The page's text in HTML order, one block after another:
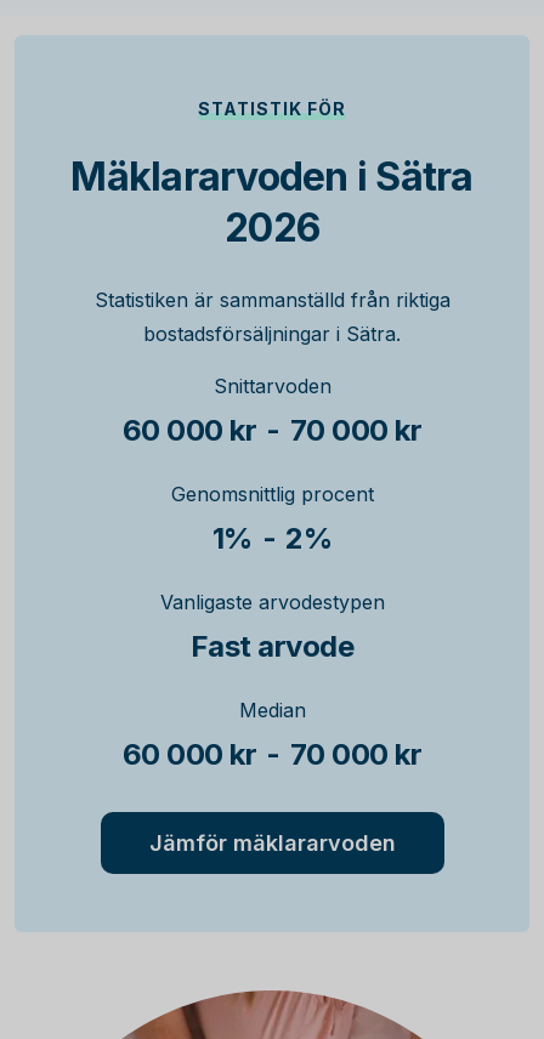
STATISTIK FÖR
Mäklararvoden i Sätra
2026
Statistiken är sammanställd från riktiga
bostadsförsäljningar i Sätra.
Snittarvoden
60 000 kr - 70 000 kr
Genomsnittlig procent
1% - 2%
Vanligaste arvodestypen
Fast arvode
Median
60 000 kr - 70 000 kr
Jämför mäklararvoden